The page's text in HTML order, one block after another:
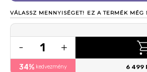
VÁLASSZ MENNYISÉGET! EZ A TERMÉK MÉG
- 1 +
34% kedvezmény 6 499